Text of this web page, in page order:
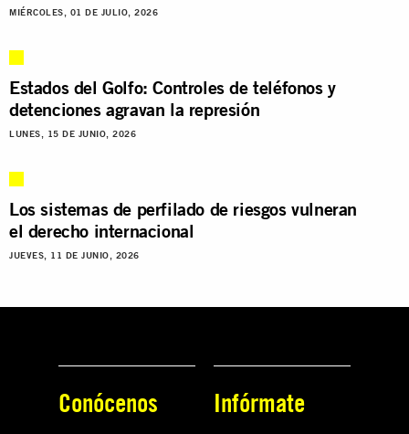
MIÉRCOLES, 01 DE JULIO, 2026
Estados del Golfo: Controles de teléfonos y
detenciones agravan la represión
LUNES, 15 DE JUNIO, 2026
Los sistemas de perfilado de riesgos vulneran
el derecho internacional
JUEVES, 11 DE JUNIO, 2026
Conócenos Infórmate